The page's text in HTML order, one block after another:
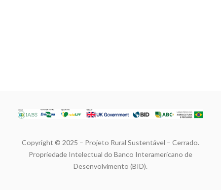
Copyright © 2025 – Projeto Rural Sustentável – Cerrado.
Propriedade Intelectual do Banco Interamericano de
Desenvolvimento (BID).